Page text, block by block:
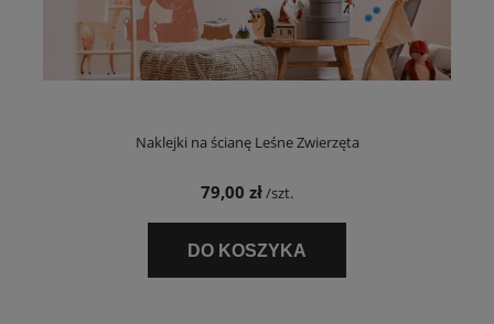
Naklejki na ścianę Leśne Zwierzęta
79,00 zł/szt.
DO KOSZYKA